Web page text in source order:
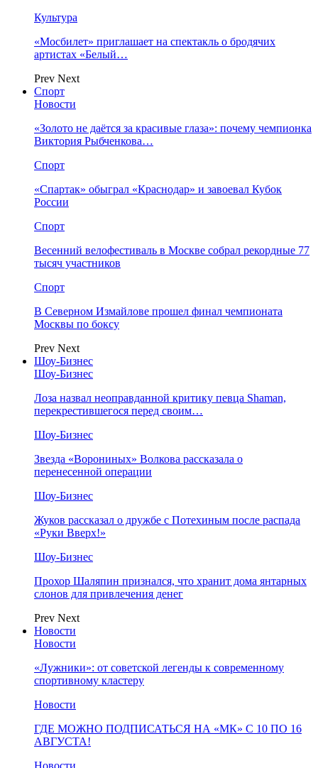
Культура
«Мосбилет» приглашает на спектакль о бродячих
артистах «Белый…
Prev Next
Спорт
Новости
«Золото не даётся за красивые глаза»: почему чемпионка
Виктория Рыбченкова…
Спорт
«Спартак» обыграл «Краснодар» и завоевал Кубок
России
Спорт
Весенний велофестиваль в Москве собрал рекордные 77
тысяч участников
Спорт
В Северном Измайлове прошел финал чемпионата
Москвы по боксу
Prev Next
Шоу-Бизнес
Шоу-Бизнес
Лоза назвал неоправданной критику певца Shaman,
перекрестившегося перед своим…
Шоу-Бизнес
Звезда «Ворониных» Волкова рассказала о
перенесенной операции
Шоу-Бизнес
Жуков рассказал о дружбе с Потехиным после распада
«Руки Вверх!»
Шоу-Бизнес
Прохор Шаляпин признался, что хранит дома янтарных
слонов для привлечения денег
Prev Next
Новости
Новости
«Лужники»: от советской легенды к современному
спортивному кластеру
Новости
ГДЕ МОЖНО ПОДПИСАТЬСЯ НА «МК» С 10 ПО 16
АВГУСТА!
Новости